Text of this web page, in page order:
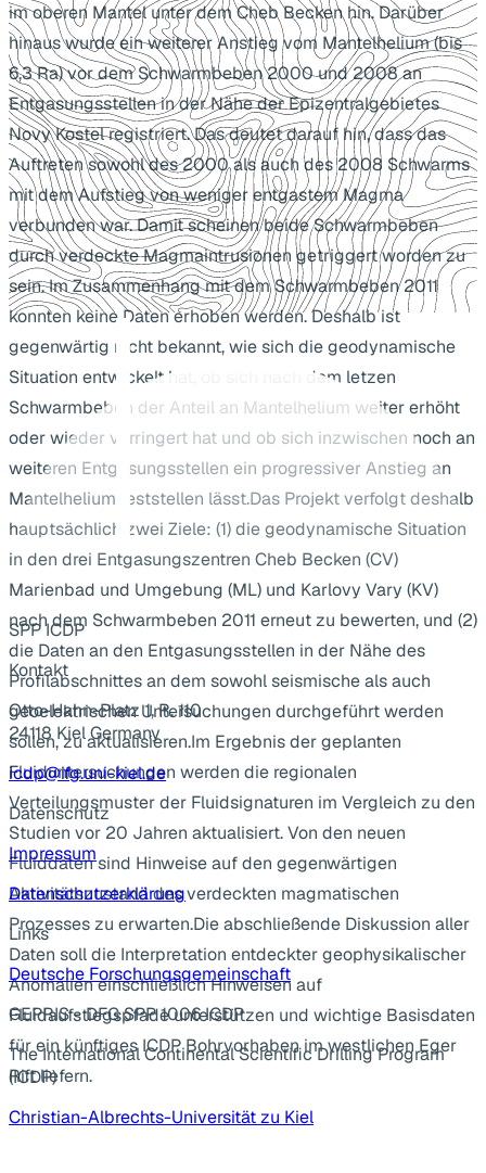
im oberen Mantel unter dem Cheb Becken hin. Darüber
hinaus wurde ein weiterer Anstieg vom Mantelhelium (bis
6,3 Ra) vor dem Schwarmbeben 2000 und 2008 an
Entgasungsstellen in der Nähe der Epizentralgebietes
Novy Kostel registriert. Das deutet darauf hin, dass das
Auftreten sowohl des 2000 als auch des 2008 Schwarms
mit dem Aufstieg von weniger entgastem Magma
verbunden war. Damit scheinen beide Schwarmbeben
durch verdeckte Magmaintrusionen getriggert worden zu
sein. Im Zusammenhang mit dem Schwarmbeben 2011
konnten keine Daten erhoben werden. Deshalb ist
gegenwärtig nicht bekannt, wie sich die geodynamische
Situation entwickelt hat, ob sich nach dem letzen
Schwarmbeben der Anteil an Mantelhelium weiter erhöht
oder wieder verringert hat und ob sich inzwischen noch an
weiteren Entgasungsstellen ein progressiver Anstieg an
Mantelhelium feststellen lässt.Das Projekt verfolgt deshalb
hauptsächlich zwei Ziele: (1) die geodynamische Situation
in den drei Entgasungszentren Cheb Becken (CV)
Marienbad und Umgebung (ML) und Karlovy Vary (KV)
nach dem Schwarmbeben 2011 erneut zu bewerten, und (2)
die Daten an den Entgasungsstellen in der Nähe des
Profilabschnittes an dem sowohl seismische als auch
geoelektrischen Untersuchungen durchgeführt werden
sollen, zu aktualisieren.Im Ergebnis der geplanten
Fluiduntersuchungen werden die regionalen
Verteilungsmuster der Fluidsignaturen im Vergleich zu den
Studien vor 20 Jahren aktualisiert. Von den neuen
Fluiddaten sind Hinweise auf den gegenwärtigen
Aktivitätszustand des verdeckten magmatischen
Prozesses zu erwarten.Die abschließende Diskussion aller
Daten soll die Interpretation entdeckter geophysikalischer
Anomalien einschließlich Hinweisen auf
Fluidaufstiegspfade unterstützen und wichtige Basisdaten
für ein künftiges ICDP Bohrvorhaben im westlichen Eger
Rift liefern.
SPP ICDP
Kontakt
Otto-Hahn-Platz 1, R. 110
24118 Kiel Germany
icdp@ifg.uni-kiel.de
Datenschutz
Impressum
Datenschutzerklärung
Links
Deutsche Forschungsgemeinschaft
GEPRIS - DFG SPP 1006 ICDP
The International Continental Scientific Drilling Program
(ICDP)
Christian-Albrechts-Universität zu Kiel